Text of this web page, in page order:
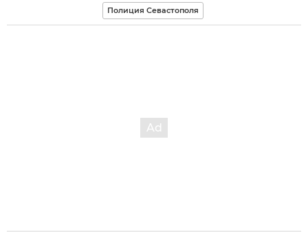
Полиция Севастополя